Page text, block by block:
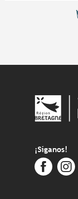
¡Síganos!